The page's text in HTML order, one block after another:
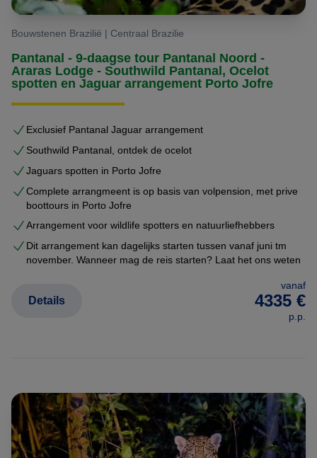
Bouwstenen Brazilië | Centraal Brazilie
Pantanal - 9-daagse tour Pantanal Noord -
Araras Lodge - Southwild Pantanal, Ocelot
spotten en Jaguar arrangement Porto Jofre
Exclusief Pantanal Jaguar arrangement
Southwild Pantanal, ontdek de ocelot
Jaguars spotten in Porto Jofre
Complete arrangmeent is op basis van volpension, met prive
boottours in Porto Jofre
Arrangement voor wildlife spotters en natuurliefhebbers
Dit arrangement kan dagelijks starten tussen vanaf juni tm
november. Wanneer mag de reis starten? Laat het ons weten
vanaf
4335 €
p.p.
Details